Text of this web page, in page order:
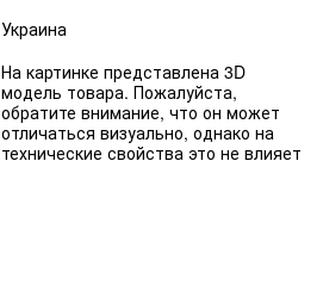
Украина
На картинке представлена 3D
модель товара. Пожалуйста,
обратите внимание, что он может
отличаться визуально, однако на
технические свойства это не влияет